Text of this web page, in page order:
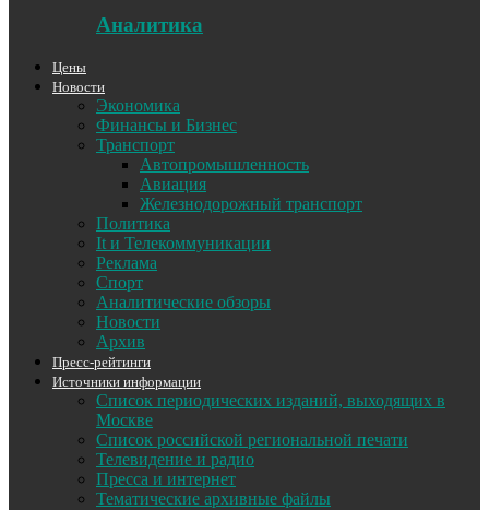
Аналитика
Цены
Новости
Экономика
Финансы и Бизнес
Транспорт
Автопромышленность
Авиация
Железнодорожный транспорт
Политика
It и Телекоммуникации
Реклама
Спорт
Аналитические обзоры
Новости
Архив
Пресс-рейтинги
Источники информации
Список периодических изданий, выходящих в
Москве
Список российской региональной печати
Телевидение и радио
Пресса и интернет
Тематические архивные файлы